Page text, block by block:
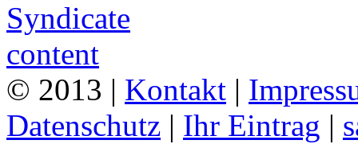
© 2013 | Kontakt |
Datenschutz | Ihr Eintrag |